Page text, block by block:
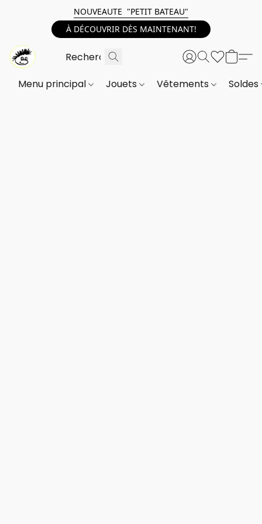
NOUVEAUTE "PETIT BATEAU"
À DÉCOUVRIR DÈS MAINTENANT!
Menu principal Jouets Vêtements Soldes